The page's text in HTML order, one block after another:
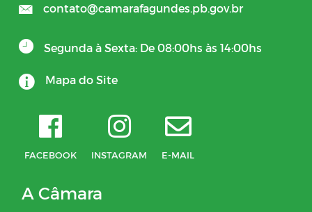
contato@camarafagundes.pb.gov.br
Segunda à Sexta: De 08:00hs às 14:00hs
Mapa do Site
FACEBOOK INSTAGRAM E-MAIL
A Câmara